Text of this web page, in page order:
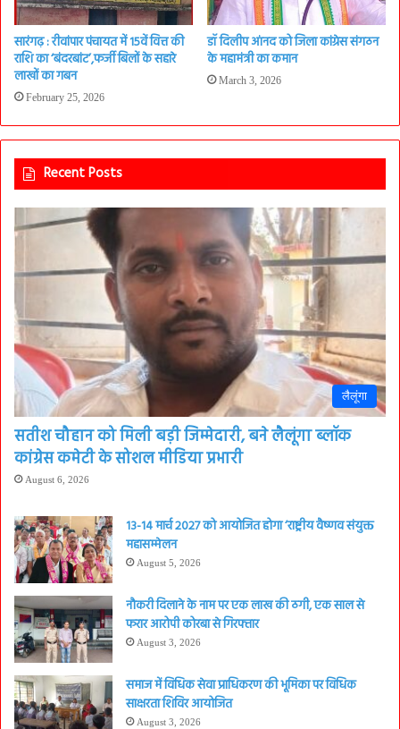
सारंगढ़ : रीवांपार पंचायत में 15वें वित्त की
राशि का ‘बंदरबांट’,फर्जी बिलों के सहारे
लाखों का गबन
February 25, 2026
डॉ दिलीप आंनद को जिला कांग्रेस संगठन
के महामंत्री का कमान
March 3, 2026
Recent Posts
लैलूंगा
सतीश चौहान को मिली बड़ी जिम्मेदारी, बने लैलूंगा ब्लॉक
कांग्रेस कमेटी के सोशल मीडिया प्रभारी
August 6, 2026
13-14 मार्च 2027 को आयोजित होगा ‘राष्ट्रीय वैष्णव संयुक्त
महासम्मेलन
August 5, 2026
नौकरी दिलाने के नाम पर एक लाख की ठगी, एक साल से
फरार आरोपी कोरबा से गिरफ्तार
August 3, 2026
समाज में विधिक सेवा प्राधिकरण की भूमिका पर विधिक
साक्षरता शिविर आयोजित
August 3, 2026